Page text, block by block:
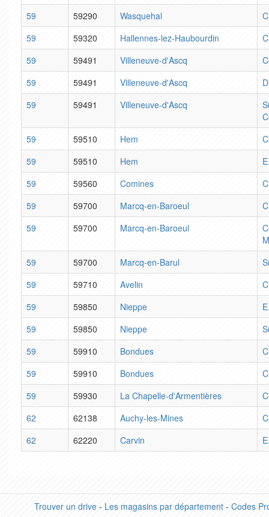
59
59290 Wasquehal
59
59320 Hallennes-lez-Haubourdin
59
59491 Villeneuve-d'Ascq
59
59491 Villeneuve-d'Ascq
59
59491 Villeneuve-d'Ascq
59
59510 Hem
59
59510 Hem
59
59560 Comines
59
59700 Marcq-en-Baroeul
59
59700 Marcq-en-Baroeul
59
59700 Marcq-en-Barul
59
59710 Avelin
59
59850 Nieppe
59
59850 Nieppe
59
59910 Bondues
59
59910 Bondues
59
59930 La Chapelle-d'Armentières
62
62138 Auchy-les-Mines
62
62220 Carvin
Trouver un drive- Les magasins par département- Codes